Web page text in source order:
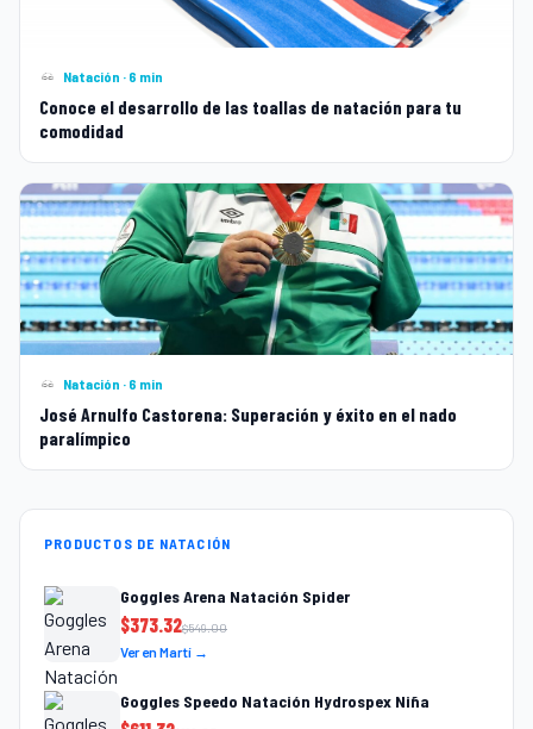
Natación · 6 min
Conoce el desarrollo de las toallas de natación para tu
comodidad
Natación · 6 min
José Arnulfo Castorena: Superación y éxito en el nado
paralímpico
PRODUCTOS DE NATACIÓN
Goggles Arena Natación Spider
$373.32$549.00
Ver en Martí →
Goggles Speedo Natación Hydrospex Niña